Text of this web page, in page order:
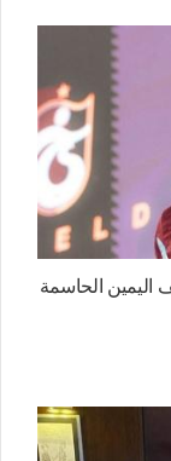
اليمين الحاسمة